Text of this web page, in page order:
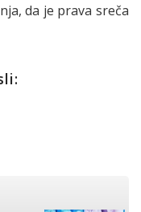
da je prava sreča